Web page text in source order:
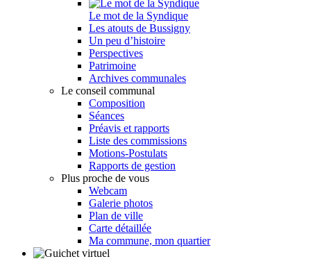
Le mot de la Syndique
Les atouts de Bussigny
Un peu d’histoire
Perspectives
Patrimoine
Archives communales
Le conseil communal
Composition
Séances
Préavis et rapports
Liste des commissions
Motions-Postulats
Rapports de gestion
Plus proche de vous
Webcam
Galerie photos
Plan de ville
Carte détaillée
Ma commune, mon quartier